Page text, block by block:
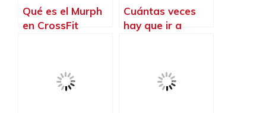
Qué es el Murph
en CrossFit
Cuántas veces
hay que ir a